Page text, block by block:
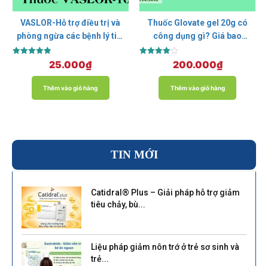
VASLOR-Hỗ trợ điều trị và
phòng ngừa các bệnh lý tim
5.00
25.000₫
Thêm vào giỏ hàng
Thuốc Glovate gel 20g có
công dụng gì? Giá bao
nhiêu? Mua ở đâu?
4.00
200.000₫
Thêm vào giỏ hàng
TIN MỚI
Catidral® Plus – Giải pháp hỗ trợ giảm
tiêu chảy, bù...
Liệu pháp giảm nôn trớ ở trẻ sơ sinh và
trẻ...